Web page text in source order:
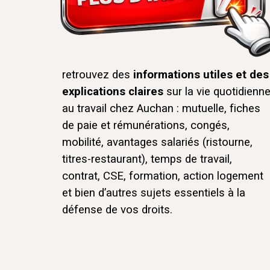
retrouvez des informations utiles et des
explications clairessur la vie quotidienne
au travail chez Auchan : mutuelle, fiches
de paie et rémunérations, congés,
mobilité, avantages salariés (ristourne,
titres-restaurant), temps de travail,
contrat, CSE, formation, action logement
et bien d’autres sujets essentiels à la
défense de vos droits.